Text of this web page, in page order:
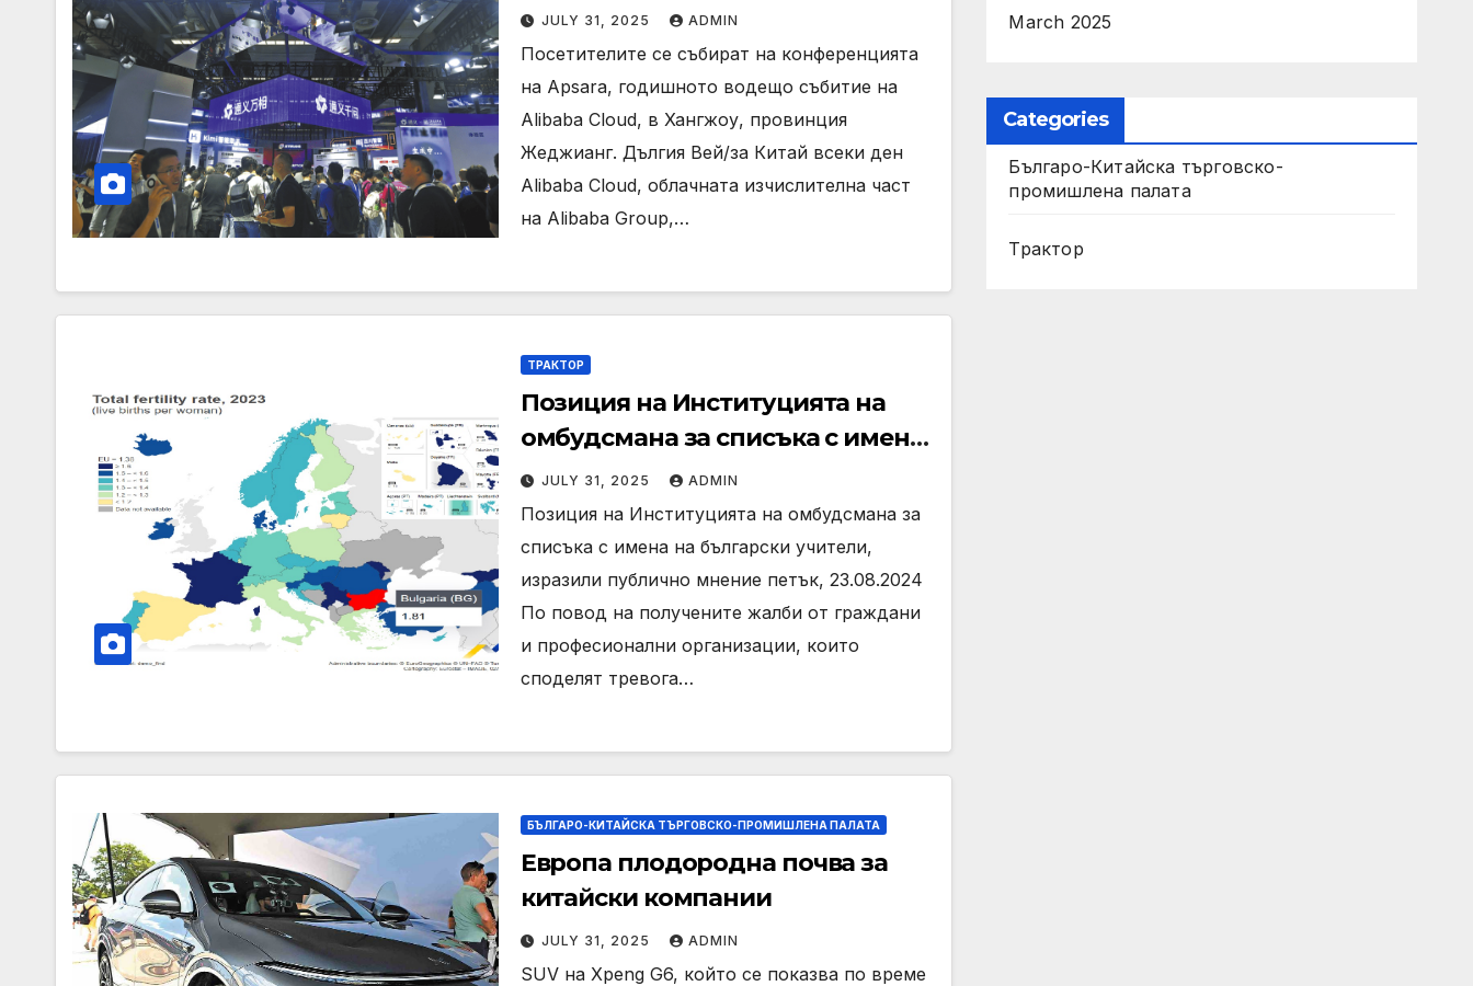
JULY 31, 2025 ADMIN
Посетителите се събират на конференцията
на Apsara, годишното водещо събитие на
Alibaba Cloud, в Хангжоу, провинция
Жеджианг. Дългия Вей/за Китай всеки ден
Alibaba Cloud, облачната изчислителна част
на Alibaba Group,…
ТРАКТОР
Позиция на Институцията на
омбудсмана за списъка с имена
на български учители, изразили
публично мнение
JULY 31, 2025 ADMIN
Позиция на Институцията на омбудсмана за
списъка с имена на български учители,
изразили публично мнение петък, 23.08.2024
По повод на получените жалби от граждани
и професионални организации, които
споделят тревога…
БЪЛГАРО-КИТАЙСКА ТЪРГОВСКО-ПРОМИШЛЕНА ПАЛАТА
Европа плодородна почва за
китайски компании
JULY 31, 2025 ADMIN
SUV на Xpeng G6, който се показва по време
March 2025
Categories
Българо-Китайска търговско-
промишлена палата
Трактор